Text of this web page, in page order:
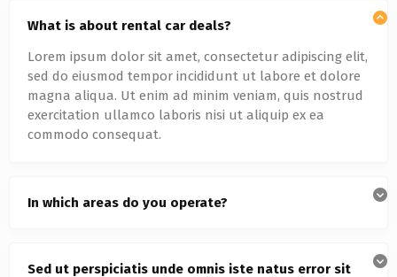
What is about rental car deals?
Lorem ipsum dolor sit amet, consectetur adipiscing elit,
sed do eiusmod tempor incididunt ut labore et dolore
magna aliqua. Ut enim ad minim veniam, quis nostrud
exercitation ullamco laboris nisi ut aliquip ex ea
commodo consequat.
In which areas do you operate?
Sed ut perspiciatis unde omnis iste natus error sit